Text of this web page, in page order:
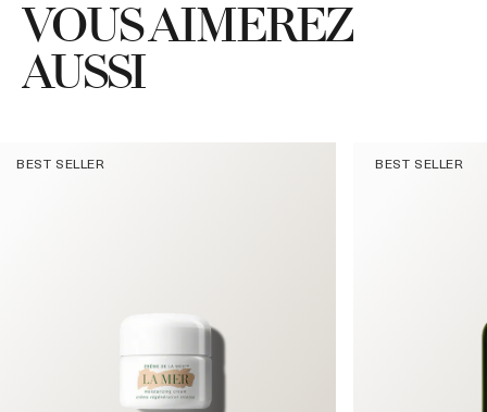
VOUS AIMEREZ
AUSSI
BEST SELLER BEST SELLER